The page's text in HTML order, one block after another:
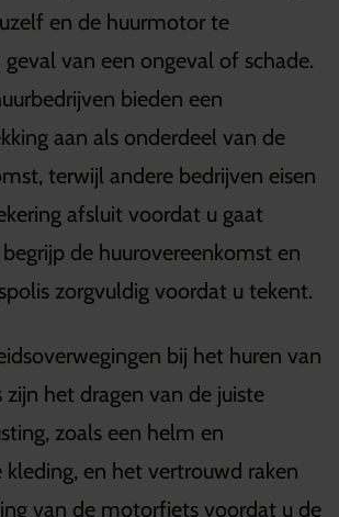
en de huurmotor te
van een ongeval of schade.
bieden een
aan als onderdeel van de
terwijl andere bedrijven eisen
afsluit voordat u gaat
de huurovereenkomst en
zorgvuldig voordat u tekent.
bij het huren van
het dragen van de juiste
zoals een helm en
kleding, en het vertrouwd raken
van de motorfiets voordat u de